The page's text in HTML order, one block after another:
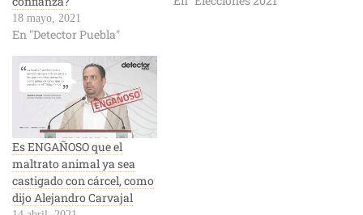
18 mayo, 2021
En "Detector Puebla"
Es ENGAÑOSO que el
maltrato animal ya sea
castigado con cárcel, como
dijo Alejandro Carvajal